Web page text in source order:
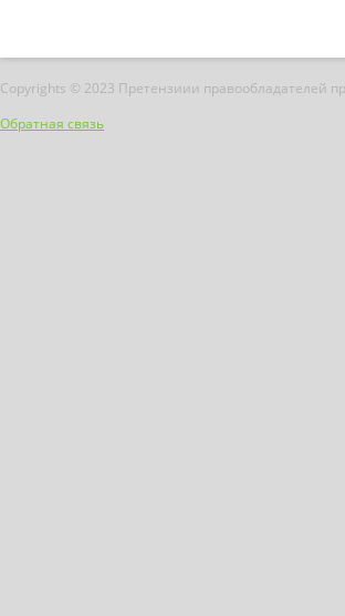
Copyrights © 2023 Претензиии правообладателей
Обратная связь